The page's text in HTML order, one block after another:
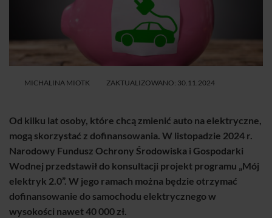
MICHALINA MIOTK ZAKTUALIZOWANO: 30.11.2024
Od kilku lat osoby, które chcą zmienić auto na elektryczne,
mogą skorzystać z dofinansowania. W listopadzie 2024 r.
Narodowy Fundusz Ochrony Środowiska i Gospodarki
Wodnej przedstawił do konsultacji projekt programu „Mój
elektryk 2.0”. W jego ramach można będzie otrzymać
dofinansowanie do samochodu elektrycznego w
wysokości nawet 40 000 zł.